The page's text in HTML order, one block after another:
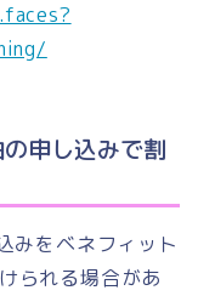
申し込みで割
みをベネフィット
られる場合があ